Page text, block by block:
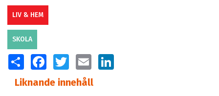
LIV & HEM
SKOLA
SHARE FACEBOOKTWITTER EMAIL
Liknande innehåll